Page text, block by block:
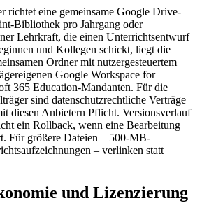
richtet eine gemeinsame Google Drive-
Bibliothek pro Jahrgang oder
Lehrkraft, die einen Unterrichtsentwurf
und Kollegen schickt, liegt die
Ordner mit nutzergesteuertem
Google Workspace for
365 Education-Mandanten. Für die
sind datenschutzrechtliche Verträge
diesen Anbietern Pflicht. Versionsverlauf
ein Rollback, wenn eine Bearbeitung
Für größere Dateien – 500-MB-
– verlinken statt
und Lizenzierung